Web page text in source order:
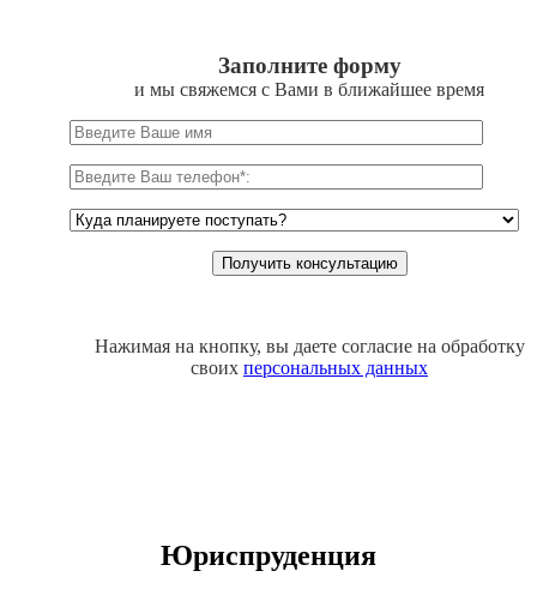
Заполните форму
и мы свяжемся с Вами в ближайшее время
Нажимая на кнопку, вы даете согласие на обработку
своих персональных данных
Юриспруденция